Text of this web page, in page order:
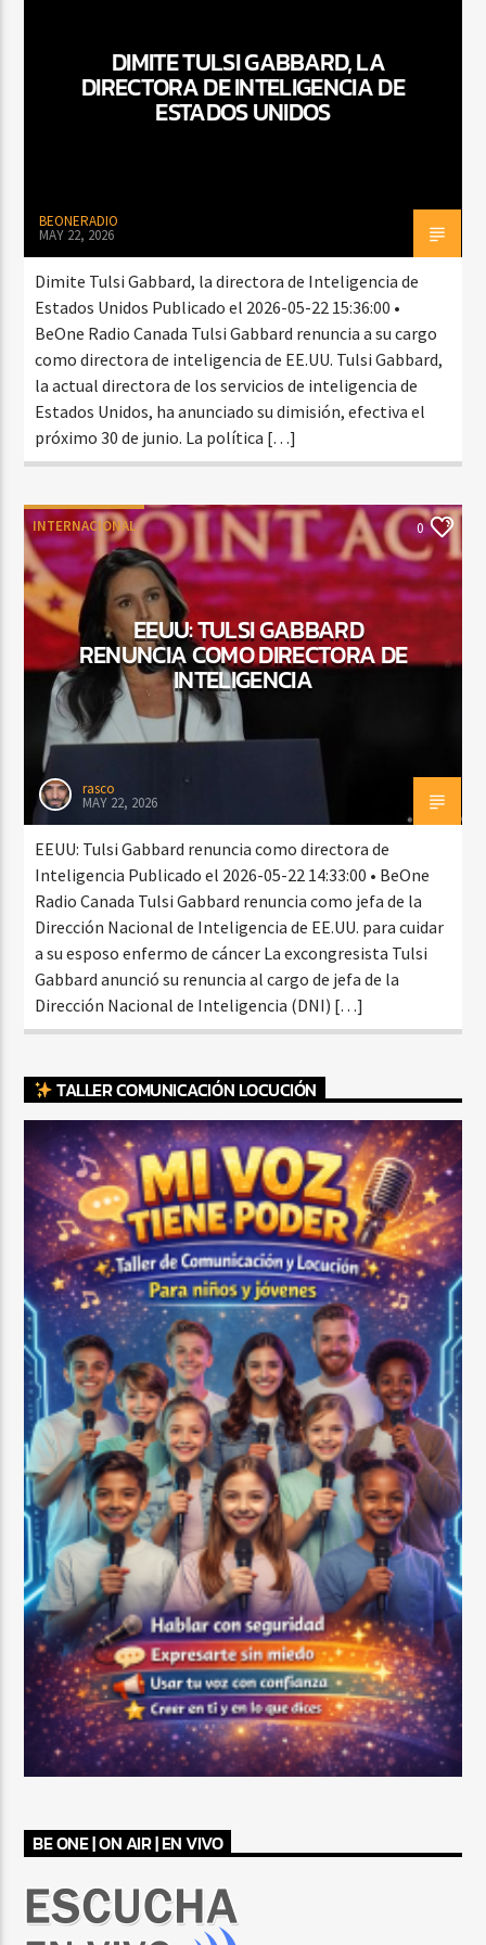
CURRENT SHOW
TROPICAL RELAJADO
DIMITE TULSI GABBARD, LA
DIRECTORA DE INTELIGENCIA DE
ESTADOS UNIDOS
BEONERADIO
MAY 22, 2026
Dimite Tulsi Gabbard, la directora de Inteligencia de
Estados Unidos Publicado el 2026-05-22 15:36:00 •
BeOne Radio Canada Tulsi Gabbard renuncia a su cargo
como directora de inteligencia de EE.UU. Tulsi Gabbard,
la actual directora de los servicios de inteligencia de
Estados Unidos, ha anunciado su dimisión, efectiva el
próximo 30 de junio. La política […]
INTERNACIONAL 0
EEUU: TULSI GABBARD
RENUNCIA COMO DIRECTORA DE
INTELIGENCIA
rasco
MAY 22, 2026
EEUU: Tulsi Gabbard renuncia como directora de
Inteligencia Publicado el 2026-05-22 14:33:00 • BeOne
Radio Canada Tulsi Gabbard renuncia como jefa de la
Dirección Nacional de Inteligencia de EE.UU. para cuidar
a su esposo enfermo de cáncer La excongresista Tulsi
Gabbard anunció su renuncia al cargo de jefa de la
Dirección Nacional de Inteligencia (DNI) […]
TALLER COMUNICACIÓN LOCUCIÓN
BE ONE | ON AIR | EN VIVO